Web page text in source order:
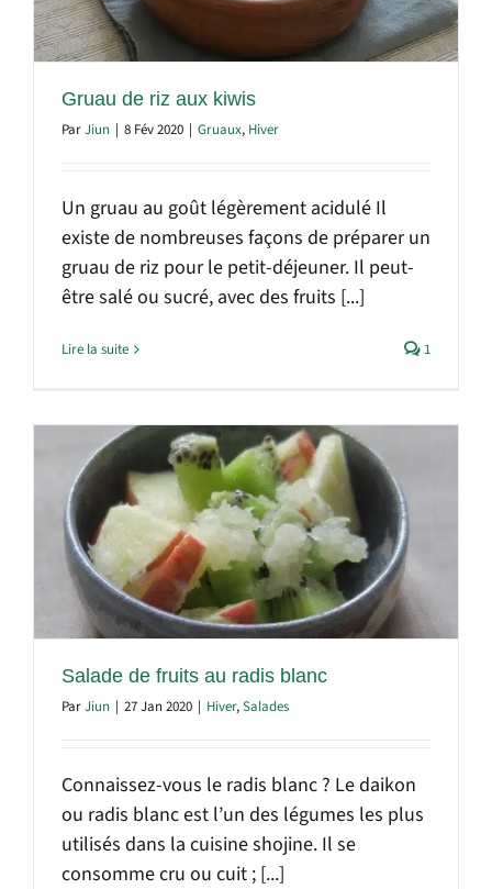
Gruau de riz aux kiwis
ParJiun | 8 Fév 2020 | Gruaux, Hiver
Un gruau au goût légèrement acidulé Il
existe de nombreuses façons de préparer un
gruau de riz pour le petit-déjeuner. Il peut-
être salé ou sucré, avec des fruits [...]
Lire la suite 1
Salade de fruits au radis blanc
ParJiun | 27 Jan 2020 | Hiver,Salades
Connaissez-vous le radis blanc ? Le daikon
ou radis blanc est l’un des légumes les plus
utilisés dans la cuisine shojine. Il se
consomme cru ou cuit ; [...]